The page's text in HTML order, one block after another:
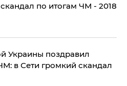
по итогам ЧМ - 2018
Украины поздравил
в Сети громкий скандал